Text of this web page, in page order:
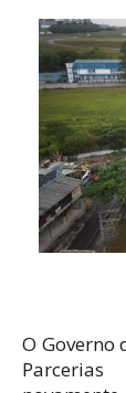
O Governo